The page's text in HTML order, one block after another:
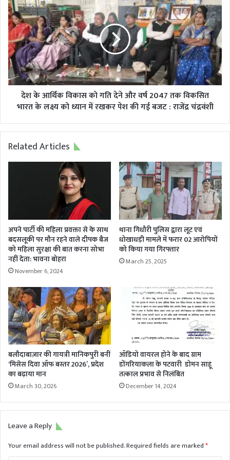
की
गणतंत्र
दिवस
झांकी
के
आर्थिक
विकास
को
गति
देने
और
वर्ष
2047
भारत
लक्ष्य
को
बजट
:
राजेंद्र
चंद्रवंशी
देश के आर्थिक विकास को गति देने और वर्ष 2047 तक विकसित
भारत के लक्ष्य को ध्यान में रखकर पेश की गई बजट : राजेंद्र चंद्रवंशी
Related Articles
अपने पार्टी की महिला प्रवक्ता से के साथ
बदसलूकी पर मौन रहने वाले दीपक बैज
को महिला सुरक्षा की बात करना सोभा
नहीं देता: भावना बोहरा
November 6, 2024
थाना गिधौरी पुलिस द्वारा लूट एवं
धोखाधड़ी मामले में फरार 02 आरोपियों
को किया गया गिरफ्तार
March 25, 2025
बलौदाबाज़ार की गायत्री मानिकपुरी बनीं
‘मिसेस दिवा ऑफ बस्तर 2026’, प्रदेश
का बढ़ाया मान
March 30, 2026
ऑडियो वायरल होने के बाद ग्राम
डोंगरियाकला के पटवारी डोमन साहू
तत्काल प्रभाव से निलंबित
December 14, 2024
Leave a Reply
Your email address will not be published.Required fields are marked*